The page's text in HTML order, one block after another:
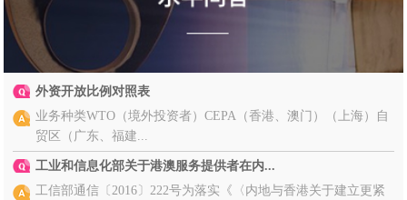
外资开放比例对照表
业务种类WTO（境外投资者）CEPA（香港、澳门）（上海）自
贸区（广东、福建...
工业和信息化部关于港澳服务提供者在内...
工信部通信〔2016〕222号为落实《〈内地与香港关于建立更紧